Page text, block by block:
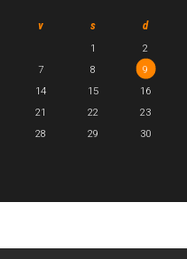
v s d
1
2
7 8
9
14 15
16
21 22
23
28 29
30